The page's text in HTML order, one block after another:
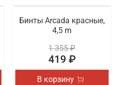
Бинты Arcada красные,
4,5 m
1 355 ₽
419 ₽
В корзину